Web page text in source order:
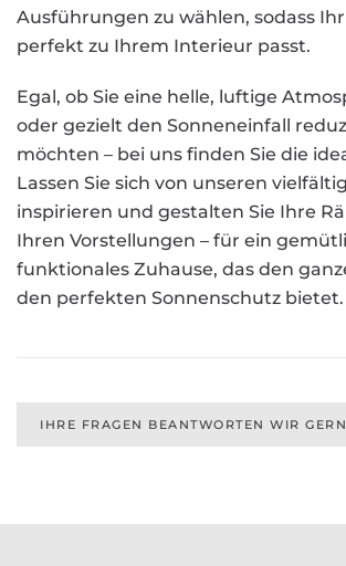
Ausführungen zu wählen, sodass
perfekt zu Ihrem Interieur passt.
Egal, ob Sie eine helle, luftige
oder gezielt den Sonneneinfall
möchten – bei uns finden Sie die
Lassen Sie sich von unseren
inspirieren und gestalten Sie Ihre
Ihren Vorstellungen – für ein
funktionales Zuhause, das den
den perfekten Sonnenschutz bietet.
IHRE FRAGEN BEANTWORTEN WIR